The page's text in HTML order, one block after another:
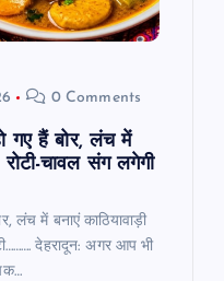
0 Comments
गए हैं बोर, लंच में
रोटी-चावल संग लगेगी
लंच में बनाएं काठियावाड़ी
देहरादून: अगर आप भी